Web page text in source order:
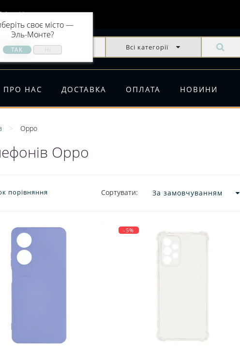
Эль-Монте
своє місто —
Эль-Монте?
Всі категорії
ПРО НАС ДОСТАВКА ОПЛАТА НОВИНИ
Oppo
Oppo
порівняння Сортувати:
-5%